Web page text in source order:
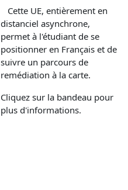
Cette UE, entièrement en
distanciel asynchrone,
permet à l'étudiant de se
positionner en Français et de
suivre un parcours de
remédiation à la carte.
Cliquez sur la bandeau pour
plus d'informations.